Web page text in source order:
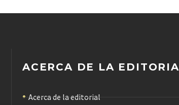
ACERCA DE LA
Acerca de la editorial